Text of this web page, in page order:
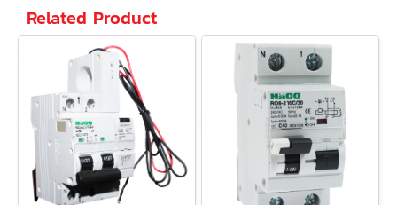
Related Product